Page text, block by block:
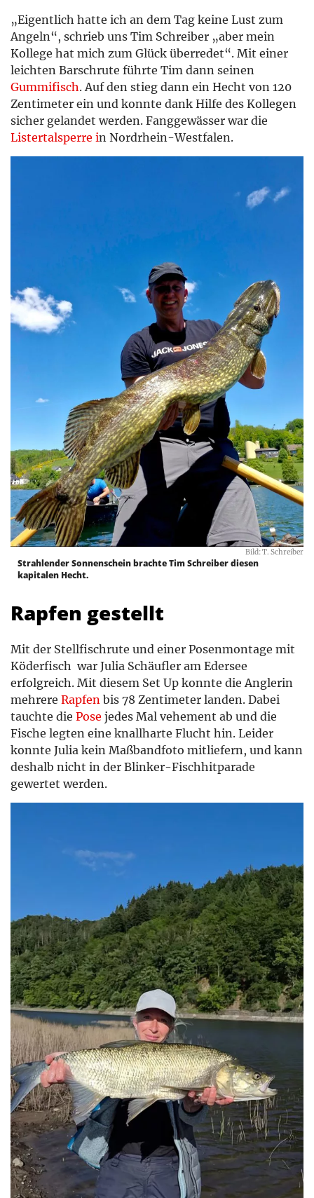
„Eigentlich hatte ich an dem Tag keine Lust zum
Angeln“, schrieb uns Tim Schreiber „aber mein
Kollege hat mich zum Glück überredet“. Mit einer
leichten Barschrute führte Tim dann seinen
Gummifisch. Auf den stieg dann ein Hecht von 120
Zentimeter ein und konnte dank Hilfe des Kollegen
sicher gelandet werden. Fanggewässer war die
Listertalsperre in Nordrhein-Westfalen.
Bild: T. Schreiber
Strahlender Sonnenschein brachte Tim Schreiber diesen
kapitalen Hecht.
Rapfen gestellt
Mit der Stellfischrute und einer Posenmontage mit
Köderfisch war Julia Schäufler am Edersee
erfolgreich. Mit diesem Set Up konnte die Anglerin
mehrere Rapfen bis 78 Zentimeter landen. Dabei
tauchte die Pose jedes Mal vehement ab und die
Fische legten eine knallharte Flucht hin. Leider
konnte Julia kein Maßbandfoto mitliefern, und kann
deshalb nicht in der Blinker-Fischhitparade
gewertet werden.